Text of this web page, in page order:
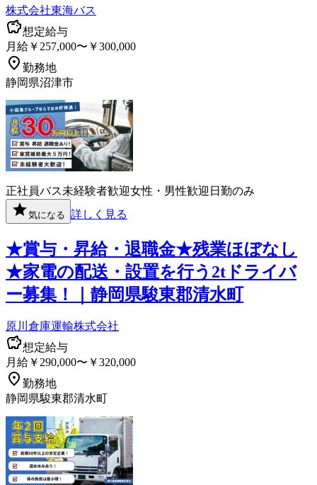
株式会社東海バス
想定給与
月給￥257,000〜￥300,000
勤務地
静岡県沼津市
正社員バス未経験者歓迎女性・男性歓迎 日勤のみ
気になる 詳しく見る
★賞与・昇給・退職金★残業ほぼなし
★家電の配送・設置を行う2tドライバ
ー募集！｜静岡県駿東郡清水町
原川倉庫運輸株式会社
想定給与
月給￥290,000〜￥320,000
勤務地
静岡県駿東郡清水町